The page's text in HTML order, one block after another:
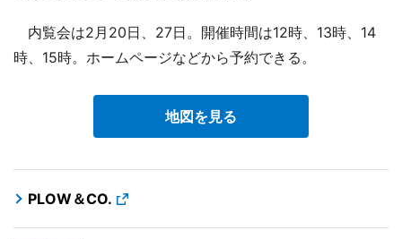
内覧会は2月20日、27日。開催時間は12時、13時、14
時、15時。ホームページなどから予約できる。
地図を見る
PLOW＆CO.